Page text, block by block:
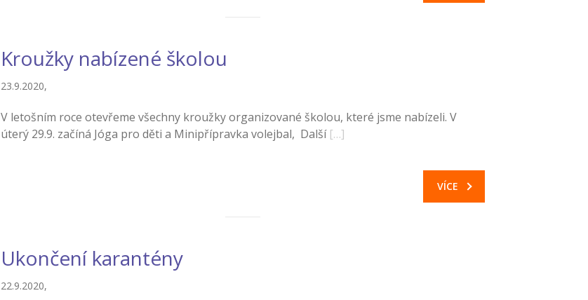
Kroužky nabízené školou
23.9.2020,
V letošním roce otevřeme všechny kroužky organizované školou, které jsme nabízeli. V
úterý 29.9. začíná Jóga pro děti a Minipřípravka volejbal, Další […]
VÍCE
Ukončení karantény
22.9.2020,